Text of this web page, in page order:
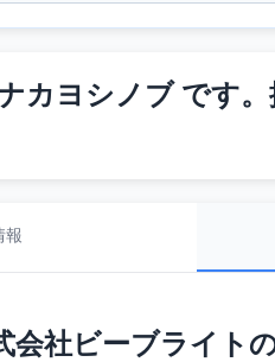
カヨシノブ です
報
会社ビーブライト